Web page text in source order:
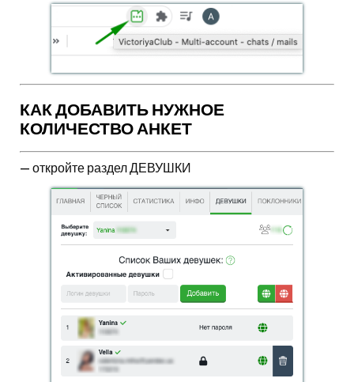
КАК ДОБАВИТЬ НУЖНОЕ
КОЛИЧЕСТВО АНКЕТ
— откройте раздел ДЕВУШКИ